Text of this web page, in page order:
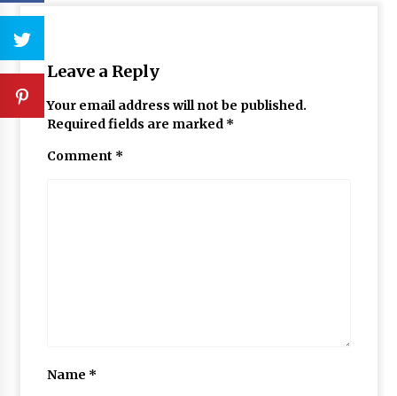
Leave a Reply
Your email address will not be published.
Required fields are marked *
Comment *
Name *